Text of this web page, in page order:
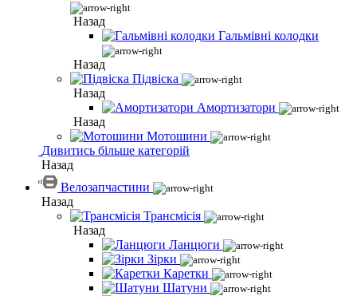
Назад
Гальмівні колодки
Назад
Підвіска
Назад
Амортизатори
Назад
Мотошини
Дивитись більше категорій
Назад
Велозапчастини
Назад
Трансмісія
Назад
Ланцюги
Зірки
Каретки
Шатуни